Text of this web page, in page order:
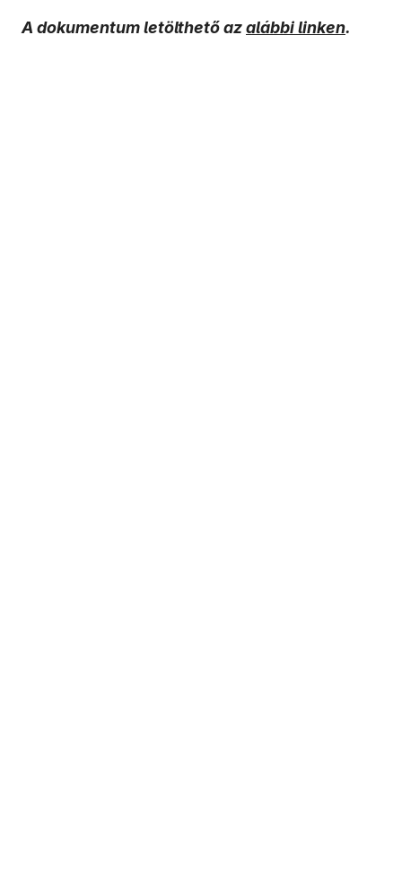
A dokumentum letölthető azalábbi linken.